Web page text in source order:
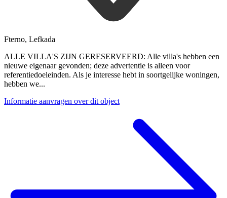
Fterno, Lefkada
ALLE VILLA'S ZIJN GERESERVEERD: Alle villa's hebben een
nieuwe eigenaar gevonden; deze advertentie is alleen voor
referentiedoeleinden. Als je interesse hebt in soortgelijke woningen,
hebben we...
Informatie aanvragen over dit object